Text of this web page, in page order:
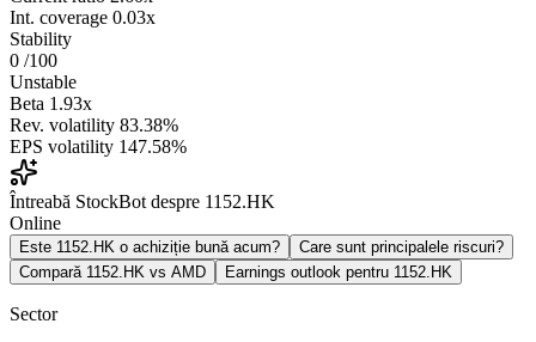
Int. coverage 0.03x
Stability
0 /100
Unstable
Beta 1.93x
Rev. volatility 83.38%
EPS volatility 147.58%
Întreabă StockBot despre 1152.HK
Online
Este 1152.HK o achiziție bună acum?
Care sunt principalele riscuri?
Compară 1152.HK vs AMD
Earnings outlook pentru 1152.HK
Sector